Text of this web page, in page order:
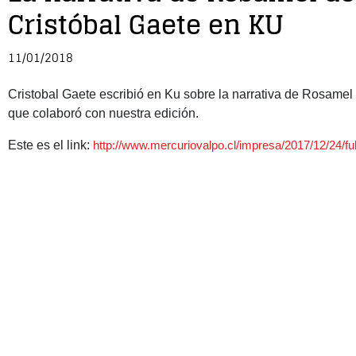
Cristóbal Gaete en KU
11/01/2018
Cristobal Gaete escribió en Ku sobre la narrativa de
que colaboró con nuestra edición.
Este es el link: http://www.mercuriovalpo.cl/impresa/2017/12/24/